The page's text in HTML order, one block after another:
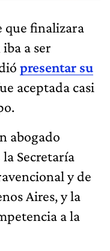
que finalizara
a ser
presentar su
aceptada casi
abogado
Secretaría
y de
Aires, y la
a la